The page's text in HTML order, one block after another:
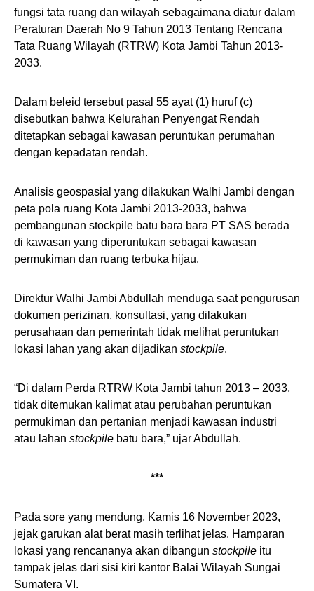
fungsi tata ruang dan wilayah sebagaimana diatur dalam
Peraturan Daerah No 9 Tahun 2013 Tentang Rencana
Tata Ruang Wilayah (RTRW) Kota Jambi Tahun 2013-
2033.
Dalam beleid tersebut pasal 55 ayat (1) huruf (c)
disebutkan bahwa Kelurahan Penyengat Rendah
ditetapkan sebagai kawasan peruntukan perumahan
dengan kepadatan rendah.
Analisis geospasial yang dilakukan Walhi Jambi dengan
peta pola ruang Kota Jambi 2013-2033, bahwa
pembangunan stockpile batu bara bara PT SAS berada
di kawasan yang diperuntukan sebagai kawasan
permukiman dan ruang terbuka hijau.
Direktur Walhi Jambi Abdullah menduga saat pengurusan
dokumen perizinan, konsultasi, yang dilakukan
perusahaan dan pemerintah tidak melihat peruntukan
lokasi lahan yang akan dijadikan stockpile.
“Di dalam Perda RTRW Kota Jambi tahun 2013 – 2033,
tidak ditemukan kalimat atau perubahan peruntukan
permukiman dan pertanian menjadi kawasan industri
atau lahan stockpile batu bara,” ujar Abdullah.
***
Pada sore yang mendung, Kamis 16 November 2023,
jejak garukan alat berat masih terlihat jelas. Hamparan
lokasi yang rencananya akan dibangun stockpile itu
tampak jelas dari sisi kiri kantor Balai Wilayah Sungai
Sumatera VI.